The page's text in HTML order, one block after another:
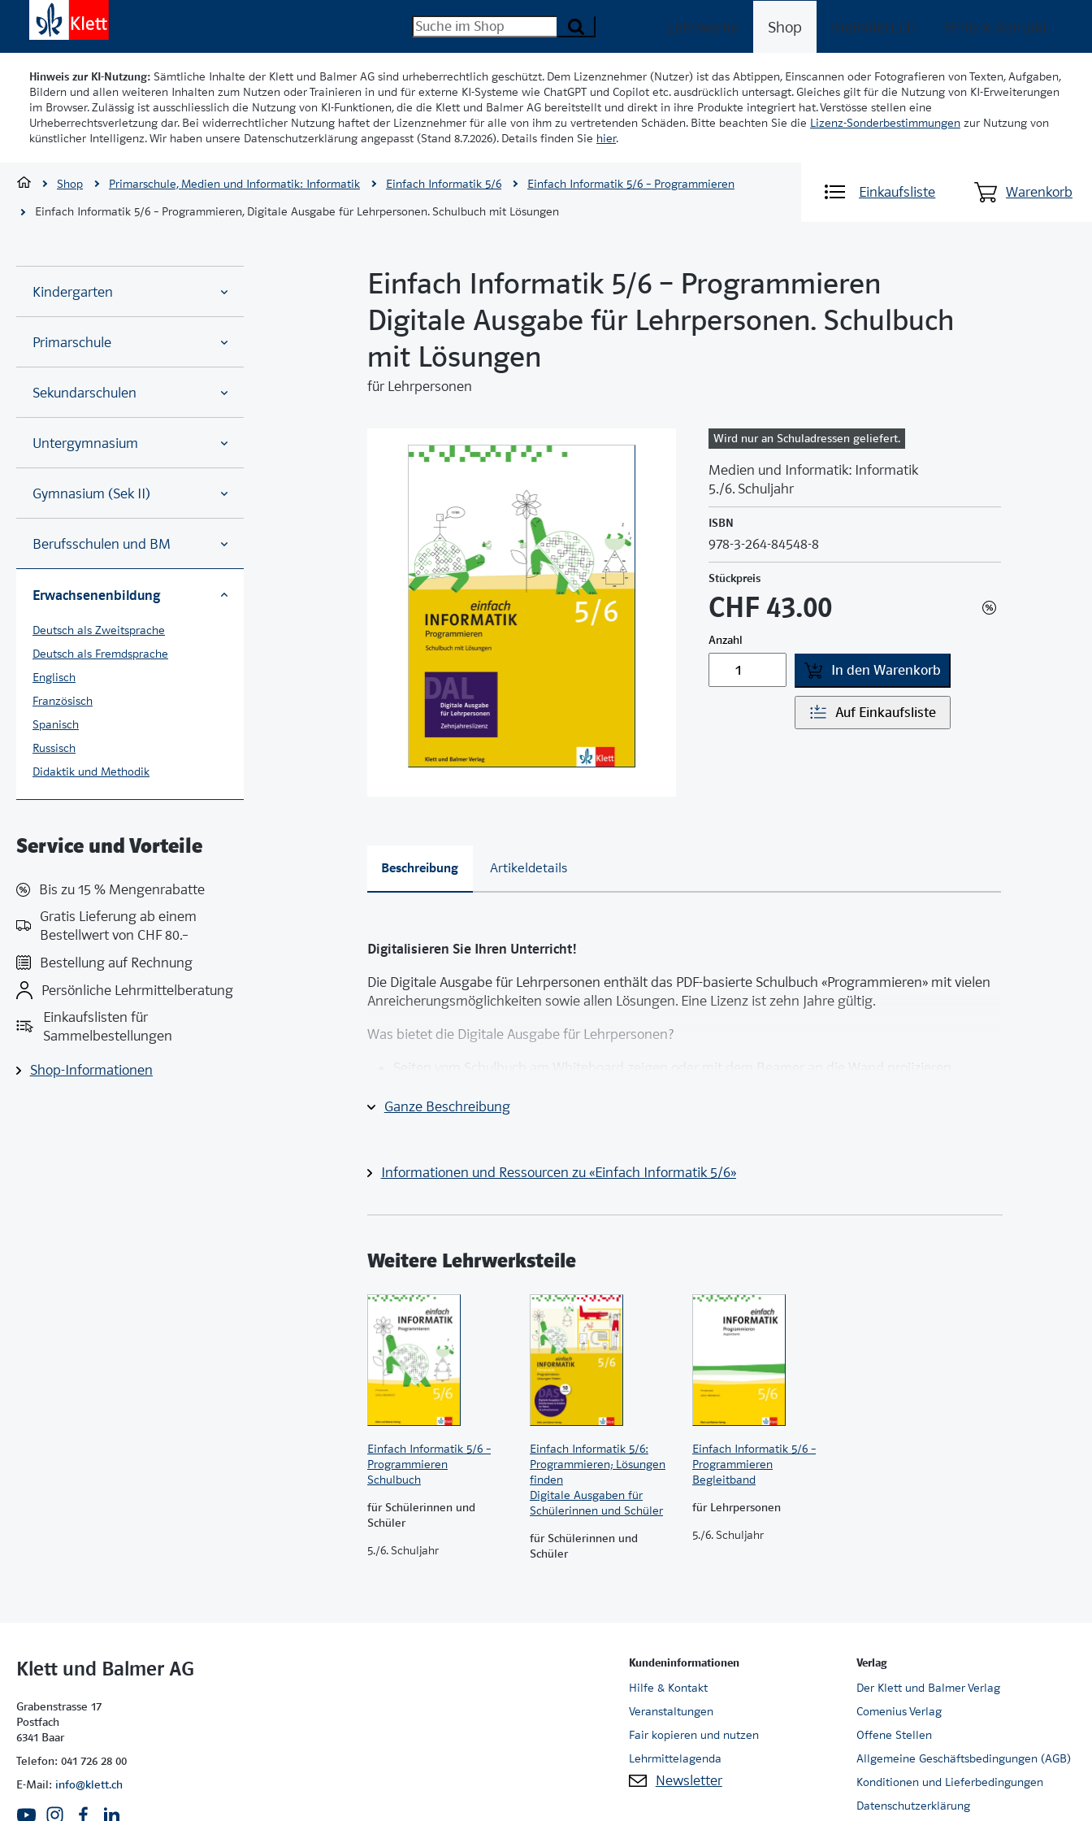
Lehrwerke Shop meinklett.ch Hilfe & Kontakt
Hinweis zur KI-Nutzung: Sämtliche Inhalte der Klett und Balmer AG sind urheberrechtlich geschützt. Dem Lizenznehmer (Nutzer) ist das Abtippen, Einscannen oder Fotografieren von Texten, Aufgaben,
Bildern und allen weiteren Inhalten zum Nutzen oder Trainieren in und für externe KI-Systeme wie ChatGPT und Copilot etc. ausdrücklich untersagt. Gleiches gilt für die Nutzung von KI-Erweiterungen
im Browser. Zulässig ist ausschliesslich die Nutzung von KI-Funktionen, die die Klett und Balmer AG bereitstellt und direkt in ihre Produkte integriert hat. Verstösse stellen eine
Urheberrechtsverletzung dar. Bei widerrechtlicher Nutzung haftet der Lizenznehmer für alle von ihm zu vertretenden Schäden. Bitte beachten Sie die Lizenz-Sonderbestimmungen zur Nutzung von
künstlicher Intelligenz. Wir haben unsere Datenschutzerklärung angepasst (Stand 8.7.2026). Details finden Sie hier.
Einkaufsliste Warenkorb
Shop Primarschule, Medien und Informatik: Informatik Einfach Informatik 5/6
Einfach Informatik 5/6 – Programmieren
Einfach Informatik 5/6 – Programmieren, Digitale Ausgabe für Lehrpersonen. Schulbuch mit Lösungen
Kindergarten
Primarschule
Sekundarschulen
Untergymnasium
Gymnasium (Sek II)
Berufsschulen und BM
Erwachsenenbildung
Deutsch als Zweitsprache
Deutsch als Fremdsprache
Englisch
Französisch
Spanisch
Russisch
Didaktik und Methodik
Service und Vorteile
Bis zu 15 % Mengenrabatte
Gratis Lieferung ab einem
Bestellwert von CHF 80.–
Bestellung auf Rechnung
Persönliche Lehrmittelberatung
Einkaufslisten für
Sammelbestellungen
Shop-Informationen
Einfach Informatik 5/6 – Programmieren
Digitale Ausgabe für Lehrpersonen. Schulbuch
mit Lösungen
für Lehrpersonen
Wird nur an Schuladressen geliefert.
Medien und Informatik: Informatik
5./6. Schuljahr
ISBN
978-3-264-84548-8
Stückpreis
CHF 43.00
Anzahl
In den Warenkorb
Auf Einkaufsliste
Beschreibung Artikeldetails
Ganze Beschreibung
Digitalisieren Sie Ihren Unterricht!
Die Digitale Ausgabe für Lehrpersonen enthält das PDF-basierte Schulbuch «Programmieren» mit vielen
Anreicherungsmöglichkeiten sowie allen Lösungen. Eine Lizenz ist zehn Jahre gültig.
Was bietet die Digitale Ausgabe für Lehrpersonen?
Ausschnitte fokussieren und zoomen
Informationen und Ressourcen zu «Einfach Informatik 5/6»
Weitere Lehrwerksteile
Einfach Informatik 5/6 –
Programmieren
Schulbuch
für Schülerinnen und
Schüler
5./6. Schuljahr
Einfach Informatik 5/6:
Programmieren; Lösungen
finden
Digitale Ausgaben für
Schülerinnen und Schüler
für Schülerinnen und
Schüler
Einfach Informatik 5/6 –
Programmieren
Begleitband
für Lehrpersonen
5./6. Schuljahr
Klett und Balmer AG
Grabenstrasse 17
Postfach
6341 Baar
Telefon: 041 726 28 00
E-Mail: info@klett.ch
Kundeninformationen
Hilfe & Kontakt
Veranstaltungen
Fair kopieren und nutzen
Lehrmittelagenda
Newsletter
Verlag
Der Klett und Balmer Verlag
Comenius Verlag
Offene Stellen
Allgemeine Geschäftsbedingungen (AGB)
Konditionen und Lieferbedingungen
Datenschutzerklärung